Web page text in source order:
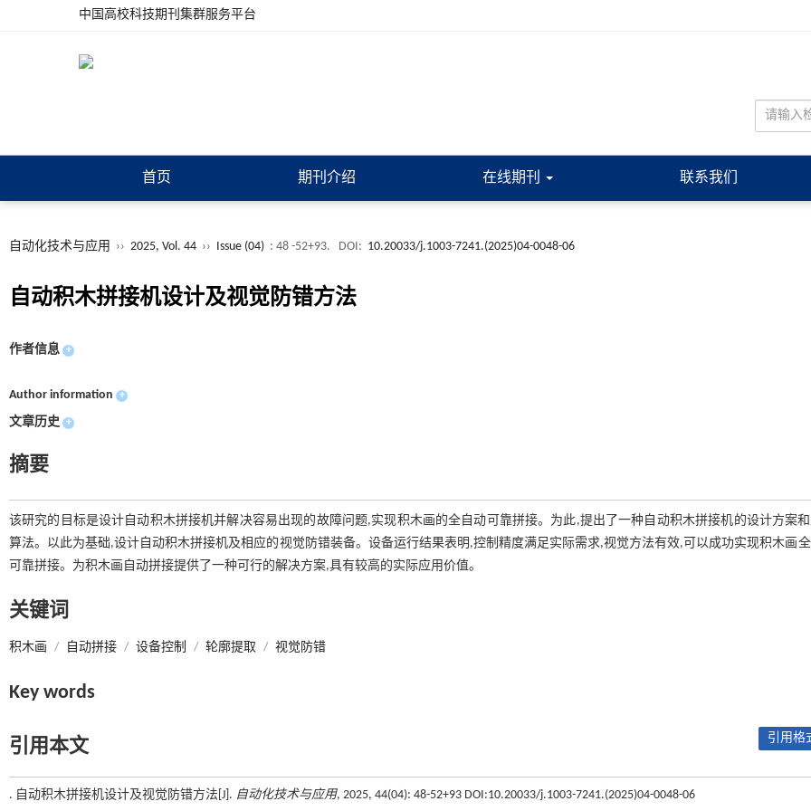
中国高校科技期刊集群服务平台
首页 期刊介绍 在线期刊 联系我们
自动化技术与应用 ›› 2025, Vol. 44 ›› Issue (04) : 48 -52+93. DOI: 10.20033/j.1003-7241.(2025)04-0048-06
自动积木拼接机设计及视觉防错方法
作者信息 +
Author information +
文章历史 +
摘要
该研究的目标是设计自动积木拼接机并解决容易出现的故障问题,实现积木画的全自动可靠拼接。为此,提出了一种自动积木拼接机的设计方案
算法。以此为基础,设计自动积木拼接机及相应的视觉防错装备。设备运行结果表明,控制精度满足实际需求,视觉方法有效,可以成功实现积木画
可靠拼接。为积木画自动拼接提供了一种可行的解决方案,具有较高的实际应用价值。
关键词
积木画 / 自动拼接 / 设备控制 / 轮廓提取 / 视觉防错
Key words
引用本文 引用格
. 自动积木拼接机设计及视觉防错方法[J]. 自动化技术与应用, 2025, 44(04): 48-52+93 DOI:10.20033/j.1003-7241.(2025)04-0048-06